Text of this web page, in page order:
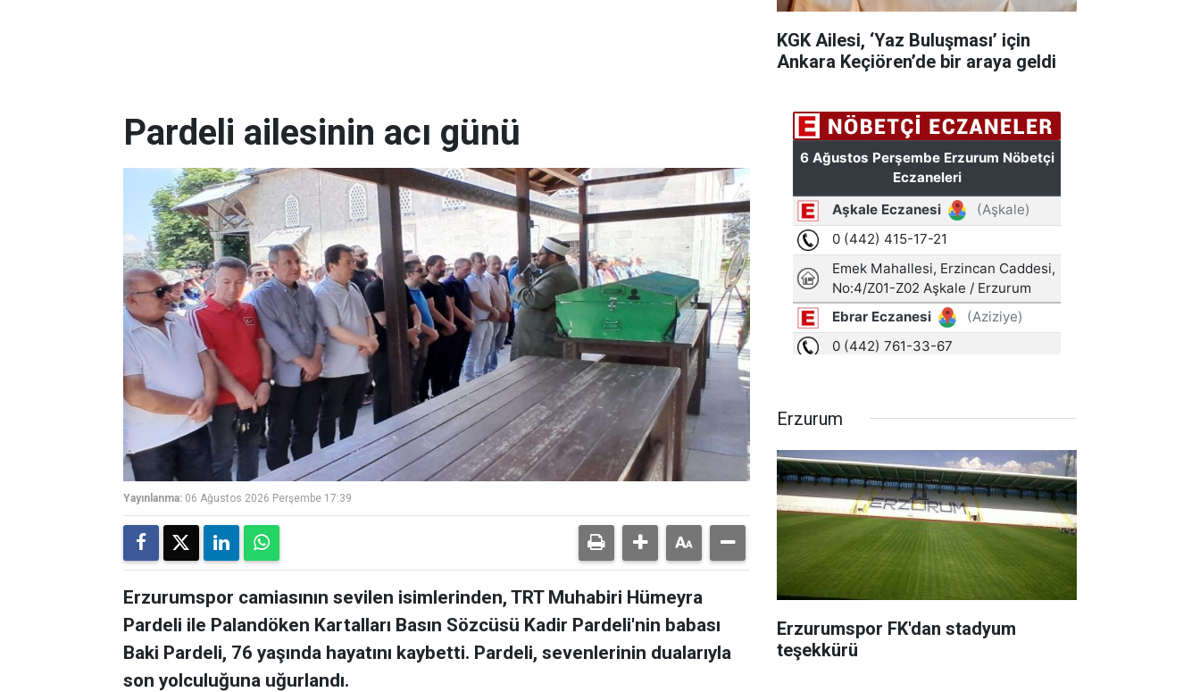
KGK Ailesi, ‘Yaz Buluşması’ için
Ankara Keçiören’de bir araya geldi
Pardeli ailesinin acı günü
Yayınlanma: 06 Ağustos 2026 Perşembe 17:39
Erzurumspor camiasının sevilen isimlerinden, TRT Muhabiri Hümeyra
Pardeli ile Palandöken Kartalları Basın Sözcüsü Kadir Pardeli'nin babası
Baki Pardeli, 76 yaşında hayatını kaybetti. Pardeli, sevenlerinin dualarıyla
son yolculuğuna uğurlandı.
Erzurum
Erzurumspor FK'dan stadyum
teşekkürü